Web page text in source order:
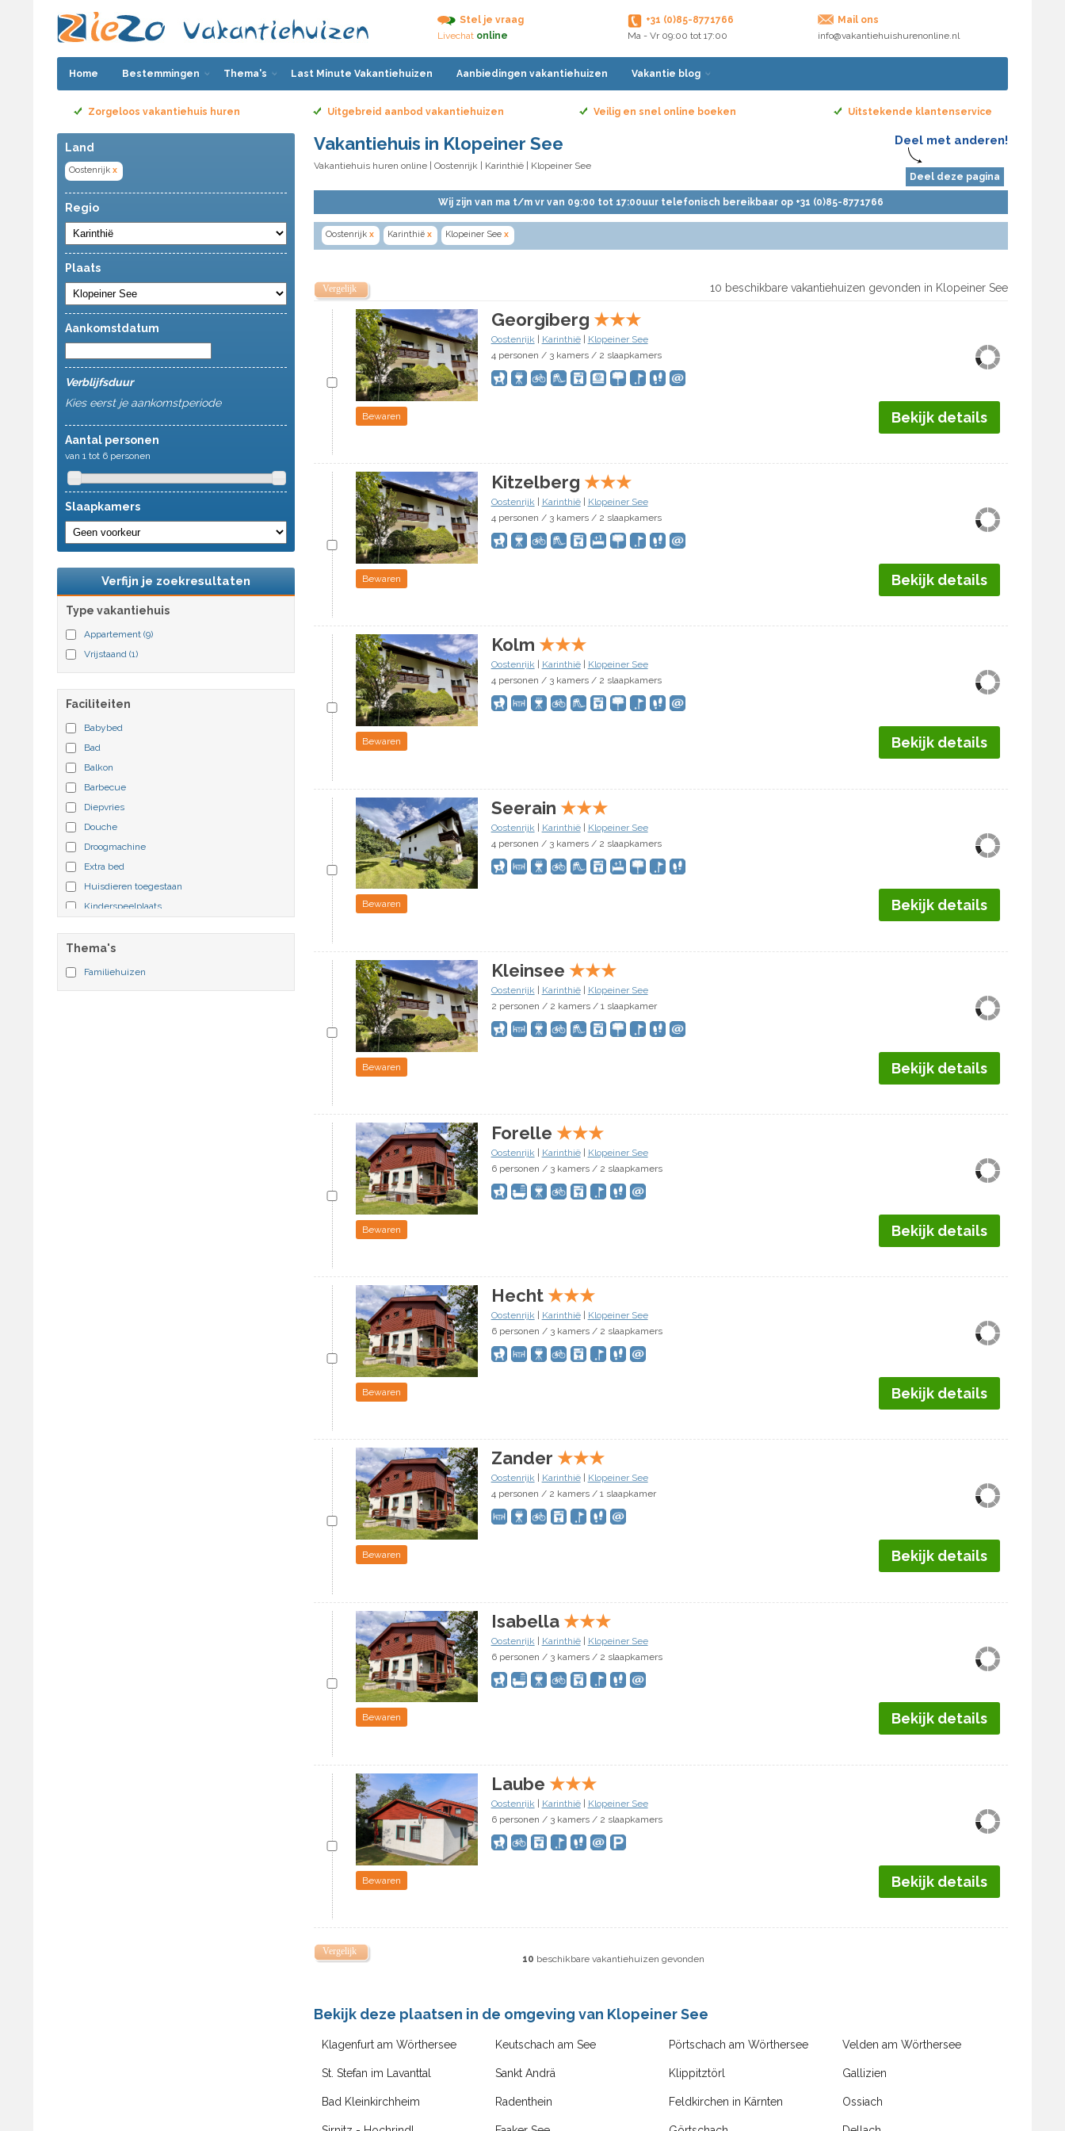
Stel je vraag
Livechat online
+31 (0)85-8771766
Ma - Vr 09:00 tot 17:00
Mail ons
info@vakantiehuishurenonline.nl
Home Bestemmingen Thema's Last Minute Vakantiehuizen Aanbiedingen vakantiehuizen Vakantie blog
Zorgeloos vakantiehuis huren Uitgebreid aanbod vakantiehuizen Veilig en snel online boeken Uitstekende klantenservice
Land
Oostenrijk x
Regio
Plaats
Aankomstdatum
Verblijfsduur
Kies eerst je aankomstperiode
Aantal personen
van 1 tot 6 personen
Slaapkamers
Verfijn je zoekresultaten
Type vakantiehuis
Appartement (9)
Vrijstaand (1)
Faciliteiten
Babybed
Bad
Balkon
Barbecue
Diepvries
Douche
Droogmachine
Extra bed
Huisdieren toegestaan
Kinderspeelplaats
Tuin
Thema's
Familiehuizen
Deel met anderen!
Deel deze pagina
Vakantiehuis in Klopeiner See
Vakantiehuis huren online Oostenrijk Karinthië | Klopeiner See
Wij zijn van ma t/m vr van 09:00 tot 17:00uur telefonisch bereikbaar op +31 (0)85-8771766
Oostenrijk x Karinthië x Klopeiner See x
10 beschikbare vakantiehuizen gevonden in Klopeiner See
Vergelijk
Georgiberg ★★★
Oostenrijk Karinthië|
Klopeiner See
4 personen / 3 kamers / 2 slaapkamers
Bewaren Bekijk details
Kitzelberg ★★★
Oostenrijk Karinthië|
Klopeiner See
4 personen / 3 kamers / 2 slaapkamers
Bewaren Bekijk details
Kolm ★★★
Oostenrijk Karinthië|
Klopeiner See
4 personen / 3 kamers / 2 slaapkamers
Bewaren Bekijk details
Seerain ★★★
Oostenrijk | Karinthië| Klopeiner See
4 personen / 3 kamers / 2 slaapkamers
Bewaren Bekijk details
Kleinsee ★★★
Oostenrijk | Karinthië| Klopeiner See
2 personen / 2 kamers / 1 slaapkamer
Bewaren Bekijk details
Forelle ★★★
Oostenrijk Karinthië|
Klopeiner See
6 personen / 3 kamers / 2 slaapkamers
Bewaren Bekijk details
Hecht ★★★
Oostenrijk Karinthië|
Klopeiner See
6 personen / 3 kamers / 2 slaapkamers
Bewaren Bekijk details
Zander ★★★
Oostenrijk Karinthië|
Klopeiner See
4 personen / 2 kamers / 1 slaapkamer
Bewaren Bekijk details
Isabella ★★★
Oostenrijk | Karinthië| Klopeiner See
6 personen / 3 kamers / 2 slaapkamers
Bewaren Bekijk details
Laube ★★★
Oostenrijk | Karinthië| Klopeiner See
6 personen / 3 kamers / 2 slaapkamers
Bewaren Bekijk details
10 beschikbare vakantiehuizen gevonden
Vergelijk
Bekijk deze plaatsen in de omgeving van Klopeiner See
Klagenfurt am Wörthersee Keutschach am See Pörtschach am Wörthersee Velden am Wörthersee
St. Stefan im Lavanttal Sankt Andrä Klippitztörl Gallizien
Bad Kleinkirchheim Radenthein Feldkirchen in Kärnten Ossiach